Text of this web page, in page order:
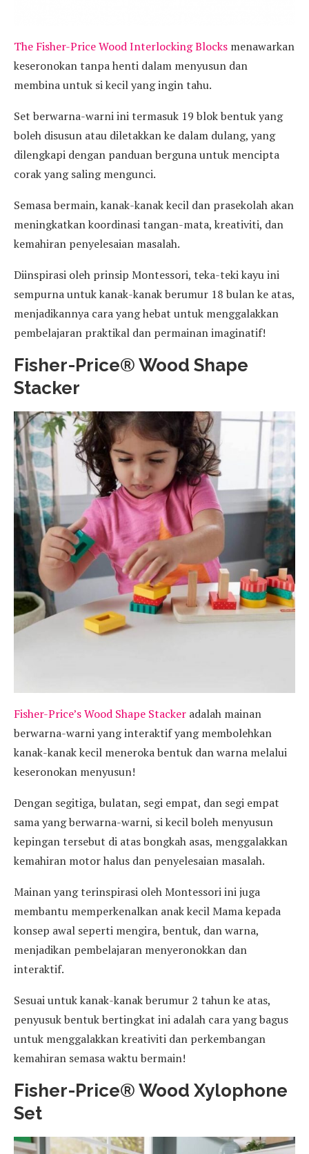
The Fisher-Price Wood Interlocking Blocks menawarkan
keseronokan tanpa henti dalam menyusun dan
membina untuk si kecil yang ingin tahu.
Set berwarna-warni ini termasuk 19 blok bentuk yang
boleh disusun atau diletakkan ke dalam dulang, yang
dilengkapi dengan panduan berguna untuk mencipta
corak yang saling mengunci.
Semasa bermain, kanak-kanak kecil dan prasekolah akan
meningkatkan koordinasi tangan-mata, kreativiti, dan
kemahiran penyelesaian masalah.
Diinspirasi oleh prinsip Montessori, teka-teki kayu ini
sempurna untuk kanak-kanak berumur 18 bulan ke atas,
menjadikannya cara yang hebat untuk menggalakkan
pembelajaran praktikal dan permainan imaginatif!
Fisher-Price® Wood Shape
Stacker
Fisher-Price’s Wood Shape Stacker adalah mainan
berwarna-warni yang interaktif yang membolehkan
kanak-kanak kecil meneroka bentuk dan warna melalui
keseronokan menyusun!
Dengan segitiga, bulatan, segi empat, dan segi empat
sama yang berwarna-warni, si kecil boleh menyusun
kepingan tersebut di atas bongkah asas, menggalakkan
kemahiran motor halus dan penyelesaian masalah.
Mainan yang terinspirasi oleh Montessori ini juga
membantu memperkenalkan anak kecil Mama kepada
konsep awal seperti mengira, bentuk, dan warna,
menjadikan pembelajaran menyeronokkan dan
interaktif.
Sesuai untuk kanak-kanak berumur 2 tahun ke atas,
penyusuk bentuk bertingkat ini adalah cara yang bagus
untuk menggalakkan kreativiti dan perkembangan
kemahiran semasa waktu bermain!
Fisher-Price® Wood Xylophone
Set